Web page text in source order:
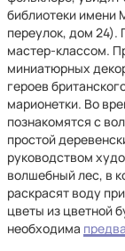
библиотеки имени
переулок, дом 24).
мастер-классом.
миниатюрных
героев
марионетки. Во
познакомятся с
простой
руководством
волшебный лес, в
раскрасят воду
цветы из цветной
необходима